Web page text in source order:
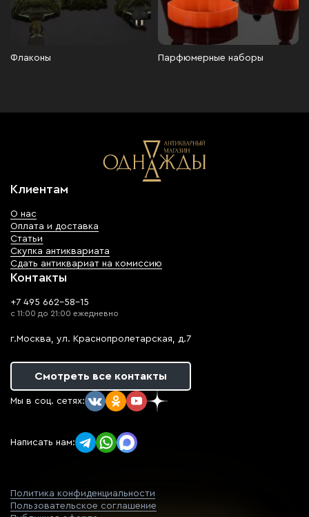
Флаконы Парфюмерные наборы
Клиентам
О нас
Оплата и доставка
Статьи
Скупка антиквариата
Сдать антиквариат на комиссию
Контакты
+7 495 662-58-15
с 11:00 до 21:00 ежедневно
г.Москва, ул. Краснопролетарская, д.7
Смотреть все контакты
Мы в соц. сетях:
Написать нам:
Политика конфиденциальности
Пользовательское соглашение